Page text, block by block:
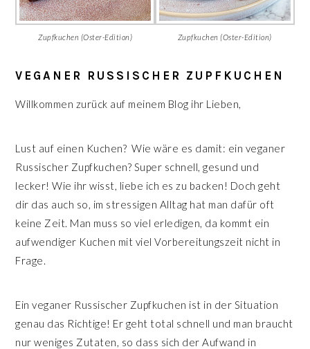
Zupfkuchen (Oster-Edition) Zupfkuchen (Oster-Edition)
VEGANER RUSSISCHER ZUPFKUCHEN
Willkommen zurück auf meinem Blog ihr Lieben,
Lust auf einen Kuchen? Wie wäre es damit: ein veganer
Russischer Zupfkuchen? Super schnell, gesund und
lecker! Wie ihr wisst, liebe ich es zu backen! Doch geht
dir das auch so, im stressigen Alltag hat man dafür oft
keine Zeit. Man muss so viel erledigen, da kommt ein
aufwendiger Kuchen mit viel Vorbereitungszeit nicht in
Frage.
Ein veganer Russischer Zupfkuchen ist in der Situation
genau das Richtige! Er geht total schnell und man braucht
nur weniges Zutaten, so dass sich der Aufwand in